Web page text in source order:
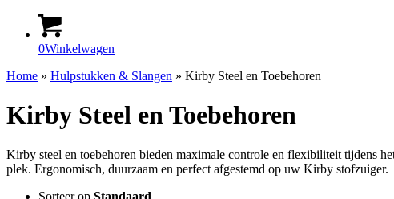
0Winkelwagen
Home » Hulpstukken & Slangen » Kirby Steel en Toebehoren
Kirby Steel en Toebehoren
Kirby steel en toebehoren bieden maximale controle en flexibiliteit tijdens
plek. Ergonomisch, duurzaam en perfect afgestemd op uw Kirby stofzuiger.
Sorteer op Standaard